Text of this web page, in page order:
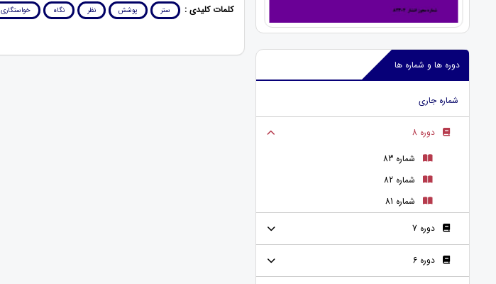
دوره ها و شماره ها
شماره جاری
دوره 8
شماره 83
شماره 82
شماره 81
دوره 7
دوره 6
کلمات کلیدی : ستر پوشش نظر نگاه خواستگاری